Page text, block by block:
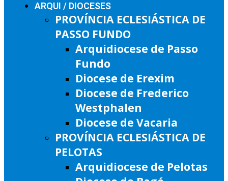
ARQUI / DIOCESES
PROVÍNCIA ECLESIÁSTICA DE
PASSO FUNDO
Arquidiocese de Passo
Fundo
Diocese de Erexim
Diocese de Frederico
Westphalen
Diocese de Vacaria
PROVÍNCIA ECLESIÁSTICA DE
PELOTAS
Arquidiocese de Pelotas